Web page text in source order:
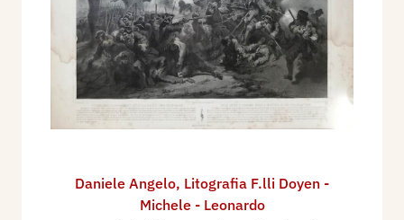
Daniele Angelo, Litografia F.lli Doyen -
Michele - Leonardo